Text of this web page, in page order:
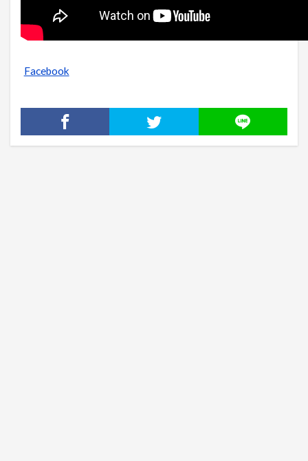
Facebook